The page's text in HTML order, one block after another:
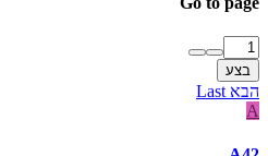
בצע
הבא Last
A